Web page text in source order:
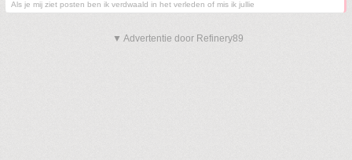
Als je mij ziet posten ben ik verdwaald in het verleden of mis ik jullie
▼ Advertentie door Refinery89